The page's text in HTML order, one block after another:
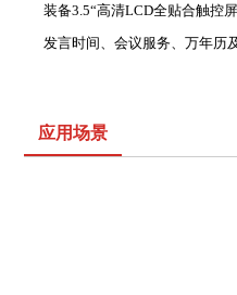
装备3. 5“高清LCD全贴合触控
发言时间、会议服务、万年历
应用场景